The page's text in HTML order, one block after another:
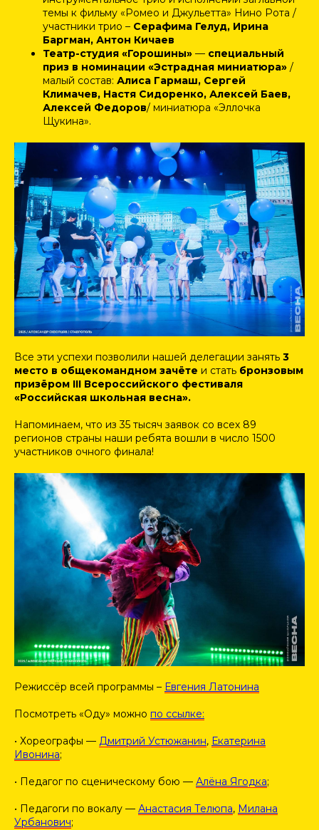
темы к фильму «Ромео и Джульетта» Нино Рота /
участники трио – Серафима Гелуд, Ирина
Баргман, Антон Кичаев
Театр-студия «Горошины» — специальный
приз в номинации «Эстрадная миниатюра» /
малый состав: Алиса Гармаш, Сергей
Климачев, Настя Сидоренко, Алексей Баев,
Алексей Федоров/ миниатюра «Эллочка
Щукина».
Все эти успехи позволили нашей делегации занять 3
место в общекомандном зачёте и стать бронзовым
призёром III Всероссийского фестиваля
«Российская школьная весна».
️Напоминаем, что из 35 тысяч заявок со всех 89
регионов страны наши ребята вошли в число 1500
участников очного финала!
Режиссёр всей программы – Евгения Латонина
Посмотреть «Оду» можно по ссылке:
• Хореографы — Дмитрий Устюжанин, Екатерина
Ивонина;
• Педагог по сценическому бою — Алёна Ягодка;
• Педагоги по вокалу — Анастасия Телюпа, Милана
Урбанович;